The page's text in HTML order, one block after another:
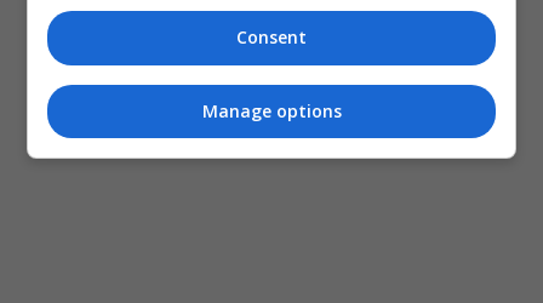
Consent
Manage options